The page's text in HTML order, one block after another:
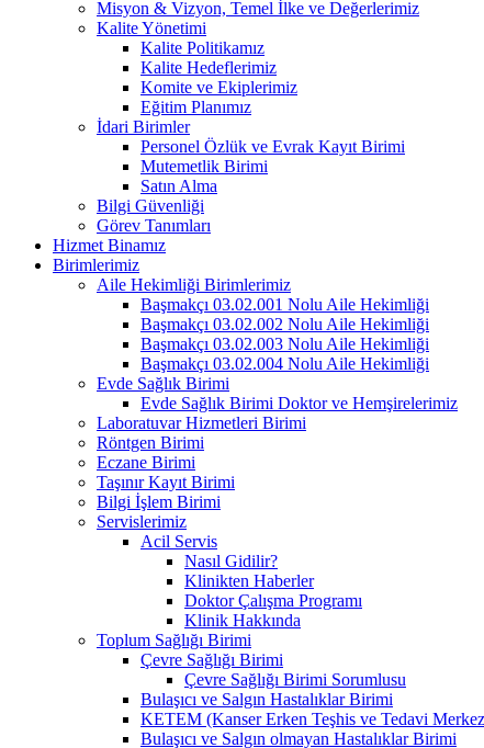
Misyon & Vizyon, Temel İlke ve Değerlerimiz
Kalite Yönetimi
Kalite Politikamız
Kalite Hedeflerimiz
Komite ve Ekiplerimiz
Eğitim Planımız
İdari Birimler
Personel Özlük ve Evrak Kayıt Birimi
Mutemetlik Birimi
Satın Alma
Bilgi Güvenliği
Görev Tanımları
Hizmet Binamız
Birimlerimiz
Aile Hekimliği Birimlerimiz
Başmakçı 03.02.001 Nolu Aile Hekimliği
Başmakçı 03.02.002 Nolu Aile Hekimliği
Başmakçı 03.02.003 Nolu Aile Hekimliği
Başmakçı 03.02.004 Nolu Aile Hekimliği
Evde Sağlık Birimi
Evde Sağlık Birimi Doktor ve Hemşirelerimiz
Laboratuvar Hizmetleri Birimi
Röntgen Birimi
Eczane Birimi
Taşınır Kayıt Birimi
Bilgi İşlem Birimi
Servislerimiz
Acil Servis
Nasıl Gidilir?
Klinikten Haberler
Doktor Çalışma Programı
Klinik Hakkında
Toplum Sağlığı Birimi
Çevre Sağlığı Birimi
Çevre Sağlığı Birimi Sorumlusu
Bulaşıcı ve Salgın Hastalıklar Birimi
KETEM (Kanser Erken Teşhis ve Tedavi
Bulaşıcı ve Salgın olmayan Hastalıklar Birimi